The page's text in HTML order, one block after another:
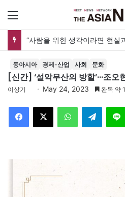
동아시아 경제-산업 사회 문화
[신간] ‘설악무산의 방할’···조오
이상기 May 24, 2023 완독 약
Telegram